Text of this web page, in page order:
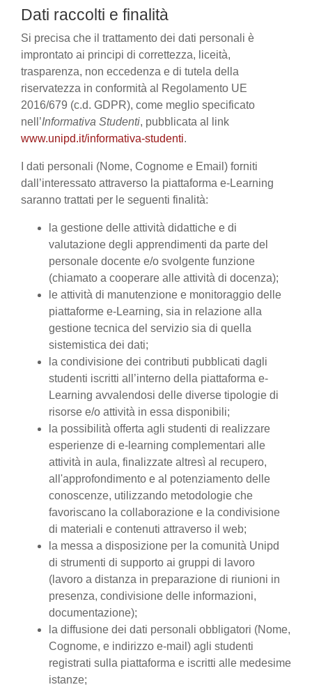
Dati raccolti e finalità
Si precisa che il trattamento dei dati personali è
improntato ai principi di correttezza, liceità,
trasparenza, non eccedenza e di tutela della
riservatezza in conformità al Regolamento UE
2016/679 (c.d. GDPR), come meglio specificato
nell’Informativa Studenti, pubblicata al link
www.unipd.it/informativa-studenti.
I dati personali (Nome, Cognome e Email) forniti
dall’interessato attraverso la piattaforma e-Learning
saranno trattati per le seguenti finalità:
la gestione delle attività didattiche e di
valutazione degli apprendimenti da parte del
personale docente e/o svolgente funzione
(chiamato a cooperare alle attività di docenza);
le attività di manutenzione e monitoraggio delle
piattaforme e-Learning, sia in relazione alla
gestione tecnica del servizio sia di quella
sistemistica dei dati;
la condivisione dei contributi pubblicati dagli
studenti iscritti all’interno della piattaforma e-
Learning avvalendosi delle diverse tipologie di
risorse e/o attività in essa disponibili;
la possibilità offerta agli studenti di realizzare
esperienze di e-learning complementari alle
attività in aula, finalizzate altresì al recupero,
all'approfondimento e al potenziamento delle
conoscenze, utilizzando metodologie che
favoriscano la collaborazione e la condivisione
di materiali e contenuti attraverso il web;
la messa a disposizione per la comunità Unipd
di strumenti di supporto ai gruppi di lavoro
(lavoro a distanza in preparazione di riunioni in
presenza, condivisione delle informazioni,
documentazione);
la diffusione dei dati personali obbligatori (Nome,
Cognome, e indirizzo e-mail) agli studenti
registrati sulla piattaforma e iscritti alle medesime
istanze;